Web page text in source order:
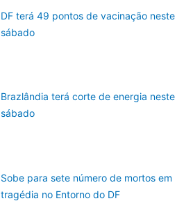
DF terá 49 pontos de vacinação neste
sábado
Brazlândia terá corte de energia neste
sábado
Sobe para sete número de mortos em
tragédia no Entorno do DF